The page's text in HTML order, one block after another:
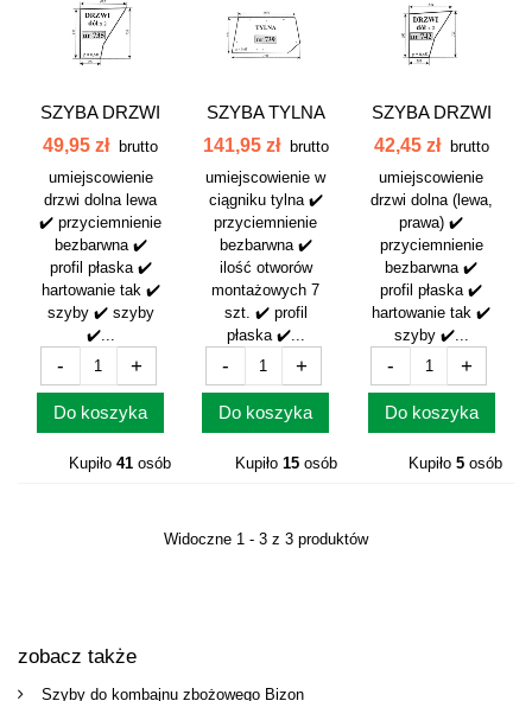
SZYBA DRZWI
DÓŁ 3514
KOJA...
49,95 zł brutto
umiejscowienie
drzwi dolna lewa
✔️ przyciemnienie
bezbarwna ✔️
profil płaska ✔️
hartowanie tak ✔️
szyby ✔️ szyby
✔️...
- +
Do koszyka
Kupiło41 osób
SZYBA TYLNA
URSUS 6014
141,95 zł brutto
umiejscowienie w
ciągniku tylna ✔️
przyciemnienie
bezbarwna ✔️
ilość otworów
montażowych 7
szt. ✔️ profil
płaska ✔️...
- +
Do koszyka
Kupiło 15osób
SZYBA DRZWI
DÓŁ URSUS
42,45 zł brutto
umiejscowienie
drzwi dolna (lewa,
prawa) ✔️
przyciemnienie
bezbarwna ✔️
profil płaska ✔️
hartowanie tak ✔️
szyby ✔️...
- +
Do koszyka
Kupiło 5osób
Widoczne 1 - 3 z 3 produktów
zobacz także
Szyby do kombajnu zbożowego Bizon